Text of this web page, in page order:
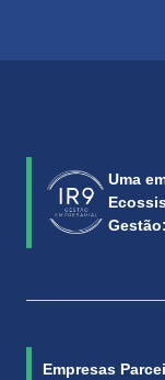
Uma
Gestão:
Empresas